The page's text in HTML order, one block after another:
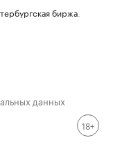
биржа
данных
18+